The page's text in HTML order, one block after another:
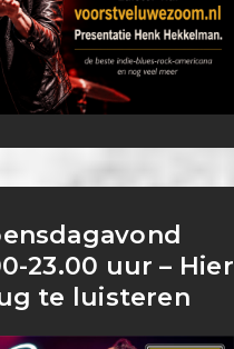
23.00 uur – Hier
te luisteren